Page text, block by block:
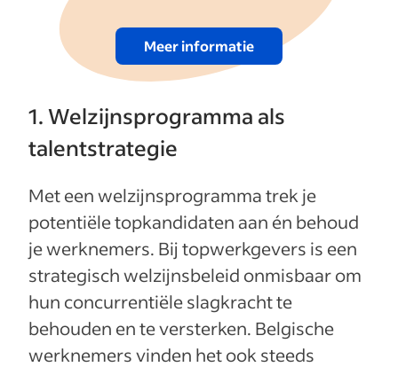
Meer informatie
1. Welzijnsprogramma als
talentstrategie
Met een welzijnsprogramma trek je
potentiële topkandidaten aan én behoud
je werknemers. Bij topwerkgevers is een
strategisch welzijnsbeleid onmisbaar om
hun concurrentiële slagkracht te
behouden en te versterken. Belgische
werknemers vinden het ook steeds